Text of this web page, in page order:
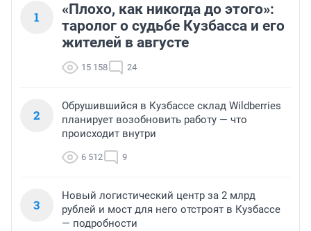
1
«Плохо, как никогда до этого»:
таролог о судьбе Кузбасса и его
жителей в августе
15 158 24
2
Обрушившийся в Кузбассе склад Wildberries
планирует возобновить работу — что
происходит внутри
6 512 9
3
Новый логистический центр за 2 млрд
рублей и мост для него отстроят в Кузбассе
— подробности